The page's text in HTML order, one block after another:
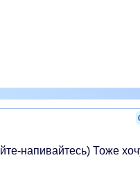
напивайтесь) Тоже